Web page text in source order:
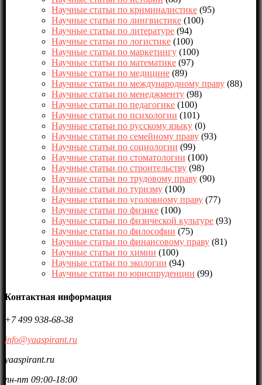
Научные статьи по криминалистике (95)
Научные статьи по лингвистике (100)
Научные статьи по литературе (94)
Научные статьи по логистике (100)
Научные статьи по маркетингу (100)
Научные статьи по математике (97)
Научные статьи по медицине (89)
Научные статьи по международному праву (88)
Научные статьи по менеджменту (98)
Научные статьи по педагогике (100)
Научные статьи по психологии (101)
Научные статьи по русскому языку (0)
Научные статьи по семейному праву (93)
Научные статьи по социологии (99)
Научные статьи по стоматологии (100)
Научные статьи по строительству (98)
Научные статьи по трудовому праву (90)
Научные статьи по туризму (100)
Научные статьи по уголовному праву (77)
Научные статьи по физике (100)
Научные статьи по физической культуре (93)
Научные статьи по философии (75)
Научные статьи по финансовому праву (81)
Научные статьи по химии (100)
Научные статьи по экологии (94)
Научные статьи по юриспруденции (99)
Контактная информация
+7 499 938-68-38
info@yaaspirant.ru
yaaspirant.ru
пн-пт 09:00-18:00